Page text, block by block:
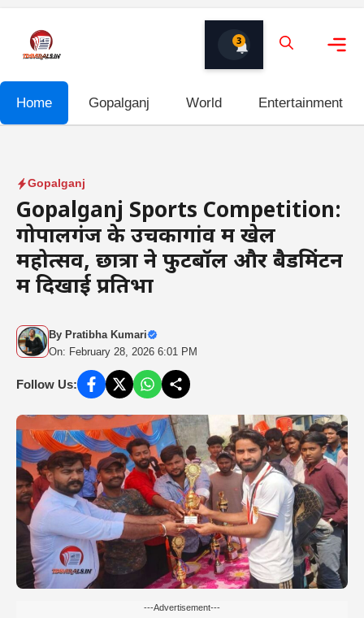
content
3
Home Gopalganj World Entertainment
Gopalganj
Gopalganj Sports Competition:
गोपालगंज के उचकागांव में खेल
महोत्सव, छात्रों ने फुटबॉल और बैडमिंटन
में दिखाई प्रतिभा
By Pratibha Kumari
On: February 28, 2026 6:01 PM
Follow Us:
---Advertisement---